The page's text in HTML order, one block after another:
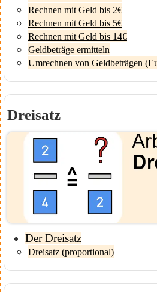
Rechnen mit Geld bis 2€
Rechnen mit Geld bis 5€
Rechnen mit Geld bis 14€
Geldbeträge ermitteln
Umrechnen von Geldbeträgen
Dreisatz
Der Dreisatz
Dreisatz (proportional)